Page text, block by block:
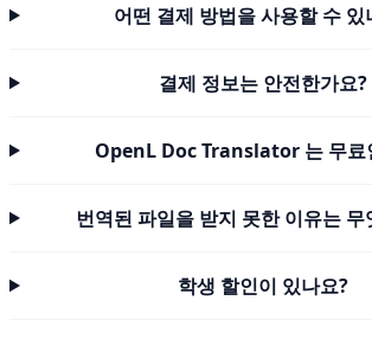
어떤 결제 방법을 사용할 수 있
결제 정보는 안전한가요?
OpenL Doc Translator 는 무료
번역된 파일을 받지 못한 이유는 무
학생 할인이 있나요?